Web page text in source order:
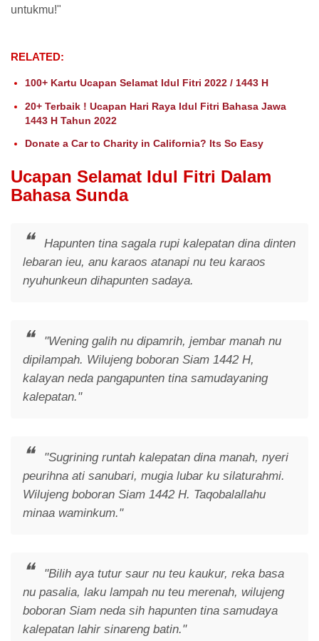
untukmu!"
RELATED:
100+ Kartu Ucapan Selamat Idul Fitri 2022 / 1443 H
20+ Terbaik ! Ucapan Hari Raya Idul Fitri Bahasa Jawa
1443 H Tahun 2022
Donate a Car to Charity in California? Its So Easy
Ucapan Selamat Idul Fitri Dalam
Bahasa Sunda
Hapunten tina sagala rupi kalepatan dina dinten
lebaran ieu, anu karaos atanapi nu teu karaos
nyuhunkeun dihapunten sadaya.
"Wening galih nu dipamrih, jembar manah nu
dipilampah. Wilujeng boboran Siam 1442 H,
kalayan neda pangapunten tina samudayaning
kalepatan."
"Sugrining runtah kalepatan dina manah, nyeri
peurihna ati sanubari, mugia lubar ku silaturahmi.
Wilujeng boboran Siam 1442 H. Taqobalallahu
minaa waminkum."
"Bilih aya tutur saur nu teu kaukur, reka basa
nu pasalia, laku lampah nu teu merenah, wilujeng
boboran Siam neda sih hapunten tina samudaya
kalepatan lahir sinareng batin."